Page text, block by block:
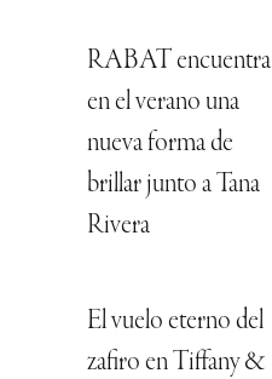
RABAT encuentra
en el verano una
nueva forma de
brillar junto a Tana
Rivera
El vuelo eterno del
zafiro en Tiffany &